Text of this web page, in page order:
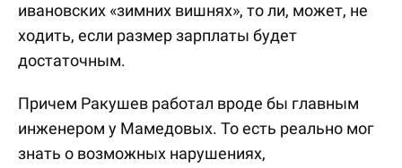
ивановских «зимних вишнях», то ли, может, не
ходить, если размер зарплаты будет
достаточным.
Причем Ракушев работал вроде бы главным
инженером у Мамедовых. То есть реально мог
знать о возможных нарушениях,